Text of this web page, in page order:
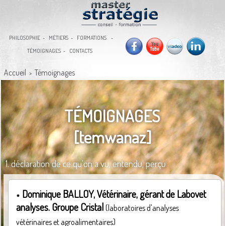
PHILOSOPHIE MÉTIERS
FORMATIONS
TÉMOIGNAGES
CONTACTS
Accueil > Témoignages
TÉMOIGNAGES
[temwanaz]
1. déclaration de ce qu'on a vu, entendu, perçu
Dominique BALLOY, Vétérinaire, gérant de Labovet
analyses. Groupe Cristal (laboratoires d'analyses
vétérinaires et agroalimentaires)